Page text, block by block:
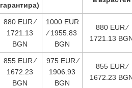
гарантира)
880 EUR ∕
1721.13
BGN
1000 EUR
∕ 1955.83
BGN
880 EUR ∕
1721.13
855 EUR ∕
1672.23
BGN
975 EUR ∕
1906.93
BGN
855 EUR ∕
1672.23